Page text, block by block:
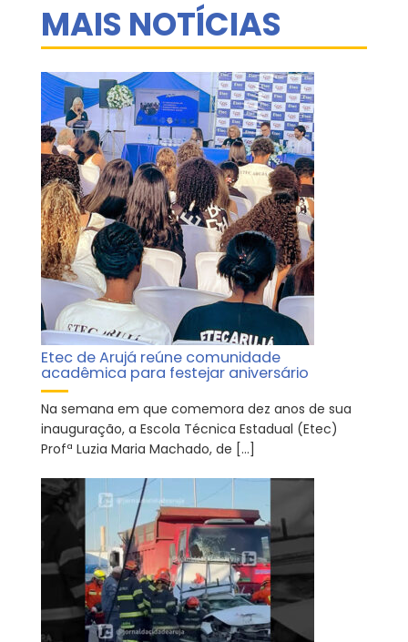
MAIS NOTÍCIAS
Etec de Arujá reúne comunidade
acadêmica para festejar aniversário
Na semana em que comemora dez anos de sua
inauguração, a Escola Técnica Estadual (Etec)
Profª Luzia Maria Machado, de […]